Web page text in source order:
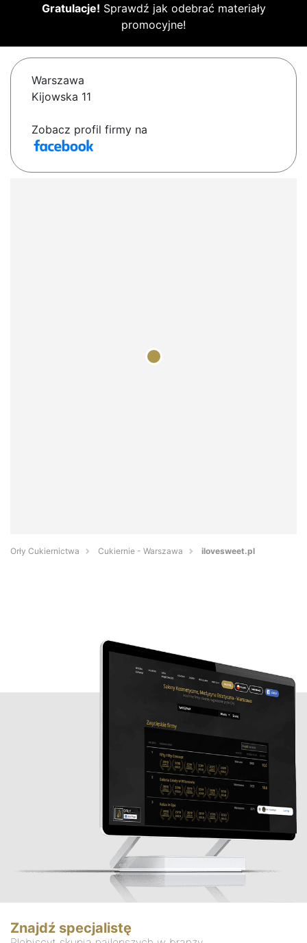
Gratulacje! Sprawdź jak odebrać materiały
promocyjne!
Warszawa
Kijowska 11
Zobacz profil firmy na
Orły Cukiernictwa Cukiernie - Warszawa ilovesweet.pl
Znajdź specjalistę